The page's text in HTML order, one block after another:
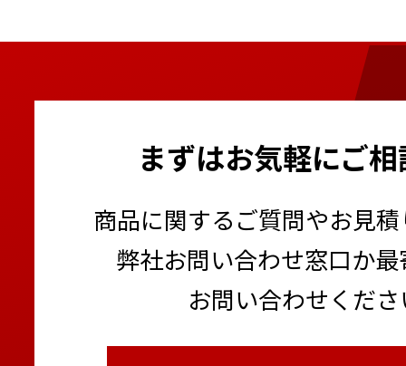
まずはお気軽にご
商品に関するご質問やお見
弊社お問い合わせ窓口か
お問い合わせくだ